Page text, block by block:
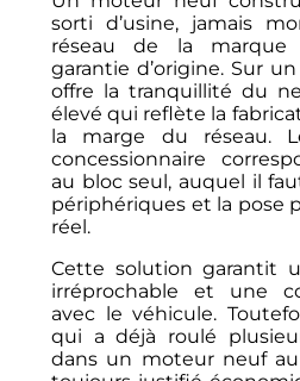
sorti d’usine, jamais
réseau de la marque
garantie d’origine. Sur
offre la tranquillité du
élevé qui reflète la
la marge du réseau.
concessionnaire
au bloc seul, auquel il
périphériques et la pose
réel.
Cette solution garantit
irréprochable et une
avec le véhicule.
qui a déjà roulé
dans un moteur neuf